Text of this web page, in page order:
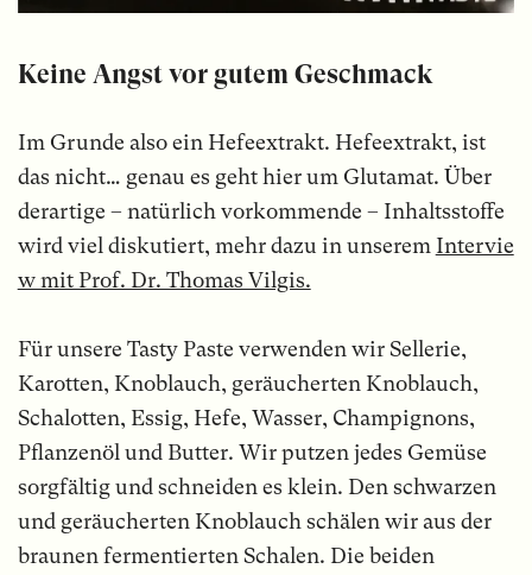
Keine Angst vor gutem Geschmack
Im Grunde also ein Hefeextrakt. Hefeextrakt, ist
das nicht… genau es geht hier um Glutamat. Über
derartige – natürlich vorkommende – Inhaltsstoffe
wird viel diskutiert, mehr dazu in unserem Intervie
w mit Prof. Dr. Thomas Vilgis.
Für unsere Tasty Paste verwenden wir Sellerie,
Karotten, Knoblauch, geräucherten Knoblauch,
Schalotten, Essig, Hefe, Wasser, Champignons,
Pflanzenöl und Butter. Wir putzen jedes Gemüse
sorgfältig und schneiden es klein. Den schwarzen
und geräucherten Knoblauch schälen wir aus der
braunen fermentierten Schalen. Die beiden